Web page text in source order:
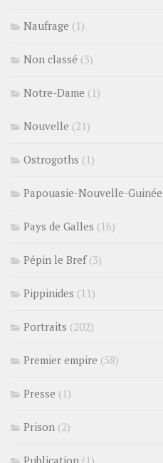
Naufrage (1)
Non classé (3)
Notre-Dame (1)
Nouvelle (21)
Ostrogoths (1)
Papouasie-Nouvelle-Guinée
Pays de Galles (16)
Pépin le Bref(3)
Pippinides (11)
Portraits (202)
Premier empire (58)
Presse (1)
Prison (2)
Publication (1)